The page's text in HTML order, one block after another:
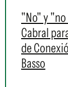
"No" y "no
Cabral
de
Basso